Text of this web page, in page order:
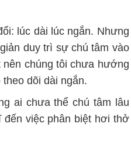
lúc dài lúc ngắn. Nhưng
duy trì sự chú tâm vào
chúng tôi chưa hướng
dõi dài ngắn.
ai chưa thể chú tâm lâu
việc phân biệt hơi thở